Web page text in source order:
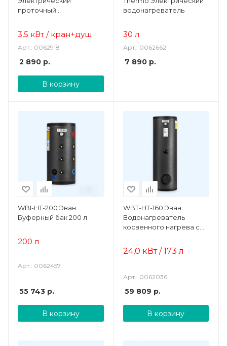
проточный
3,5 кВт / кран+душ
Арт.: 0062918
2 890 р.
В корзину
водонагреватель
30 л
Арт.: 0062662
7 890р.
WBI-HT-200 Эван
Буферный бак 200 л
200 л
Арт.: 0062457
55 743 р.
В корзину
WBT-HT-160 Эван
Водонагреватель
косвенного нагрева с
24,0 кВт / 173 л
Арт.: 0062036
59 809 р.
В корзину